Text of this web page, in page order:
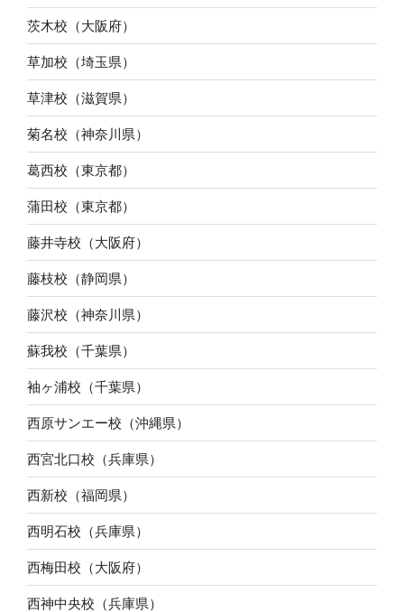
茨木校（大阪府）
草加校（埼玉県）
草津校（滋賀県）
菊名校（神奈川県）
葛西校（東京都）
蒲田校（東京都）
藤井寺校（大阪府）
藤枝校（静岡県）
藤沢校（神奈川県）
蘇我校（千葉県）
袖ヶ浦校（千葉県）
西原サンエー校（沖縄県）
西宮北口校（兵庫県）
西新校（福岡県）
西明石校（兵庫県）
西梅田校（大阪府）
西神中央校（兵庫県）